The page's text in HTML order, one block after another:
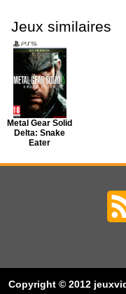
Jeux similaires
Metal Gear Solid
Delta: Snake
Eater
Copyright © 2012